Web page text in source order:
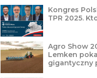
Kongres
TPR 2025.
Agro Show
Lemken
gigantyczny